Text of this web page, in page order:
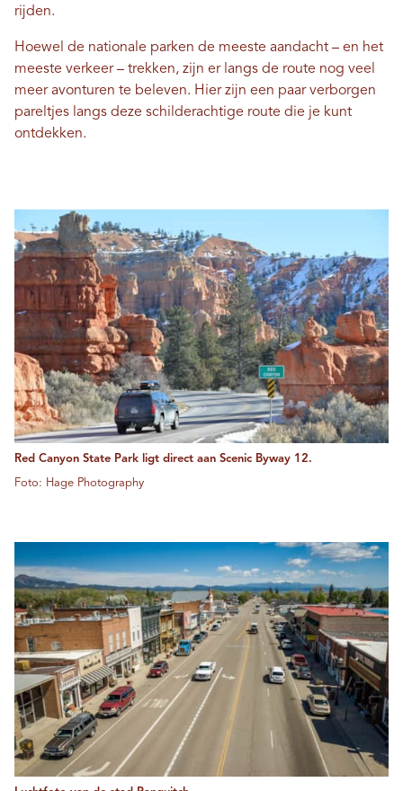
rijden.
Hoewel de nationale parken de meeste aandacht – en het
meeste verkeer – trekken, zijn er langs de route nog veel
meer avonturen te beleven. Hier zijn een paar verborgen
pareltjes langs deze schilderachtige route die je kunt
ontdekken.
Red Canyon State Park ligt direct aan Scenic Byway 12.
Foto: Hage Photography